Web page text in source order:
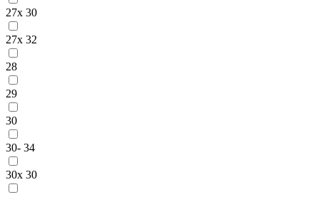
27x 30
27x 32
28
29
30
30- 34
30x 30